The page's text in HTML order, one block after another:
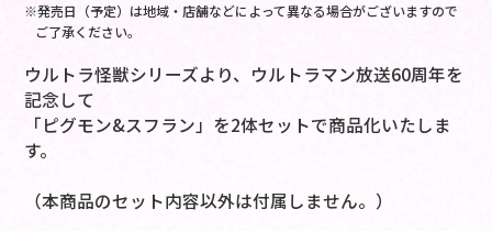
※発売日（予定）は地域・店舗などによって異なる場合がございますので
ご了承ください。
ウルトラ怪獣シリーズより、ウルトラマン放送60周年を
記念して
「ピグモン&スフラン」を2体セットで商品化いたしま
す。
（本商品のセット内容以外は付属しません。）